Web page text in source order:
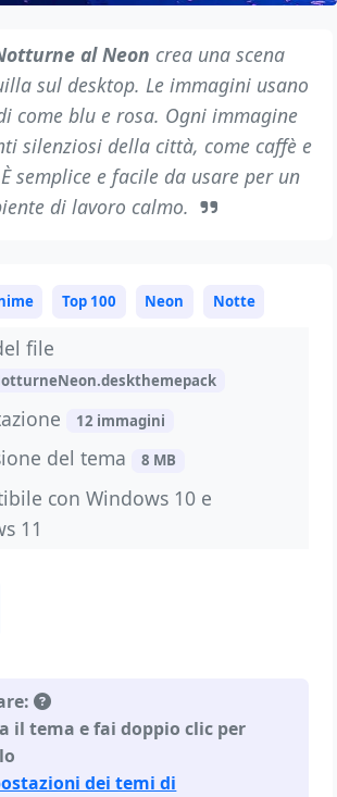
al Neon crea una scena
sul desktop. Le immagini usano
come blu e rosa. Ogni immagine
silenziosi della città, come caffè e
semplice e facile da usare per un
di lavoro calmo.
Top 100 Neon Notte
file
12 immagini
del tema 8 MB
con Windows 10 e
11
il tema e fai doppio clic per
dei temi di